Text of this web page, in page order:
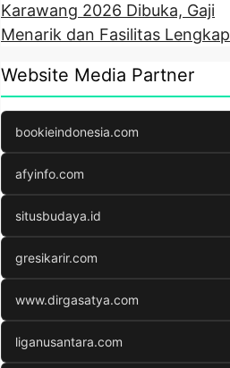
Karawang 2026 Dibuka, Gaji
Menarik dan Fasilitas Lengkap
Website Media Partner
bookieindonesia.com
afyinfo.com
situsbudaya.id
gresikarir.com
www.dirgasatya.com
liganusantara.com